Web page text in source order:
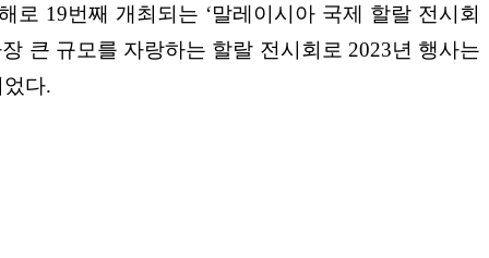
19번째 개최되는 ‘말레이시아 국제 할랄 전시회
큰 규모를 자랑하는 할랄 전시회로 2023년 행사는
다.